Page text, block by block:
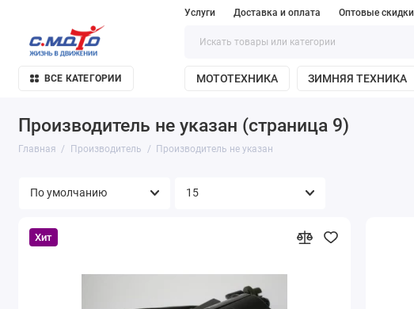
Услуги Доставка и оплата Оптовые скидки
ВСЕ КАТЕГОРИИ МОТОТЕХНИКА ЗИМНЯЯ ТЕХНИКА
Производитель не указан (страница 9)
Главная Производитель Производитель не указан
Хит